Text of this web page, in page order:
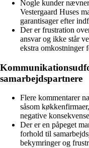
Nogle kunder
Vestergaard Huses
garantisager efter
Der er frustration
ansvar og ikke står
ekstra omkostninger
samarbejdspartnere
Flere kommentarer
såsom
negative
Der er en påpeget
forhold til
bekymringer og